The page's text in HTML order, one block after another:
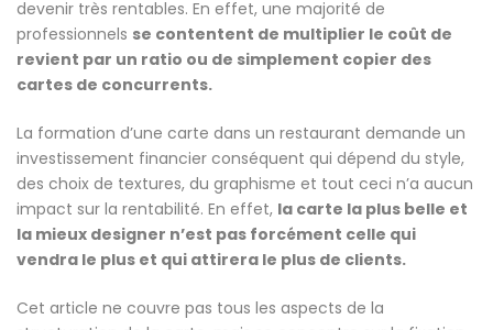
devenir très rentables. En effet, une majorité de
professionnels se contentent de multiplier le coût de
revient par un ratio ou de simplement copier des
cartes de concurrents.
La formation d’une carte dans un restaurant demande un
investissement financier conséquent qui dépend du style,
des choix de textures, du graphisme et tout ceci n’a aucun
impact sur la rentabilité. En effet, la carte la plus belle et
la mieux designer n’est pas forcément celle qui
vendra le plus et qui attirera le plus de clients.
Cet article ne couvre pas tous les aspects de la